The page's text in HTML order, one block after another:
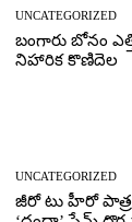
UNCATEGORIZED
బంగారు బోనం
నిహారిక కొణిదెల
UNCATEGORIZED
జీరో టు హీరో